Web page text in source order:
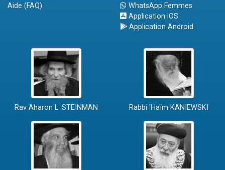
Aide (FAQ)
WhatsApp Femmes
Application iOS
Application Android
Rav Aharon L. STEINMAN Rabbi 'Haïm KANIEWSKI